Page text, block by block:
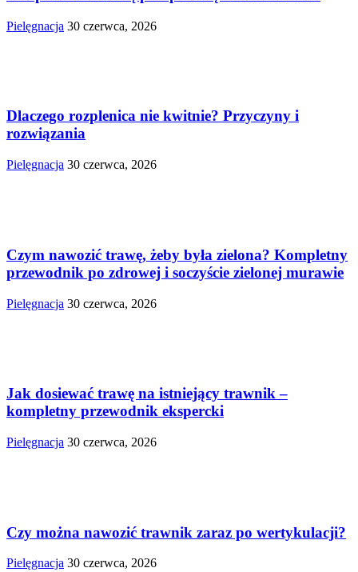
Pielęgnacja 30 czerwca, 2026
Dlaczego rozplenica nie kwitnie? Przyczyny i
rozwiązania
Pielęgnacja 30 czerwca, 2026
Czym nawozić trawę, żeby była zielona? Kompletny
przewodnik po zdrowej i soczyście zielonej murawie
Pielęgnacja 30 czerwca, 2026
Jak dosiewać trawę na istniejący trawnik –
kompletny przewodnik ekspercki
Pielęgnacja 30 czerwca, 2026
Czy można nawozić trawnik zaraz po wertykulacji?
Pielęgnacja 30 czerwca, 2026